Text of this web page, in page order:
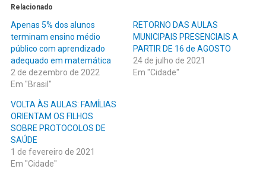
Relacionado
Apenas 5% dos alunos
terminam ensino médio
público com aprendizado
adequado em matemática
2 de dezembro de 2022
Em "Brasil"
RETORNO DAS AULAS
MUNICIPAIS PRESENCIAIS A
PARTIR DE 16 de AGOSTO
24 de julho de 2021
Em "Cidade"
VOLTA ÀS AULAS: FAMÍLIAS
ORIENTAM OS FILHOS
SOBRE PROTOCOLOS DE
SAÚDE
1 de fevereiro de 2021
Em "Cidade"